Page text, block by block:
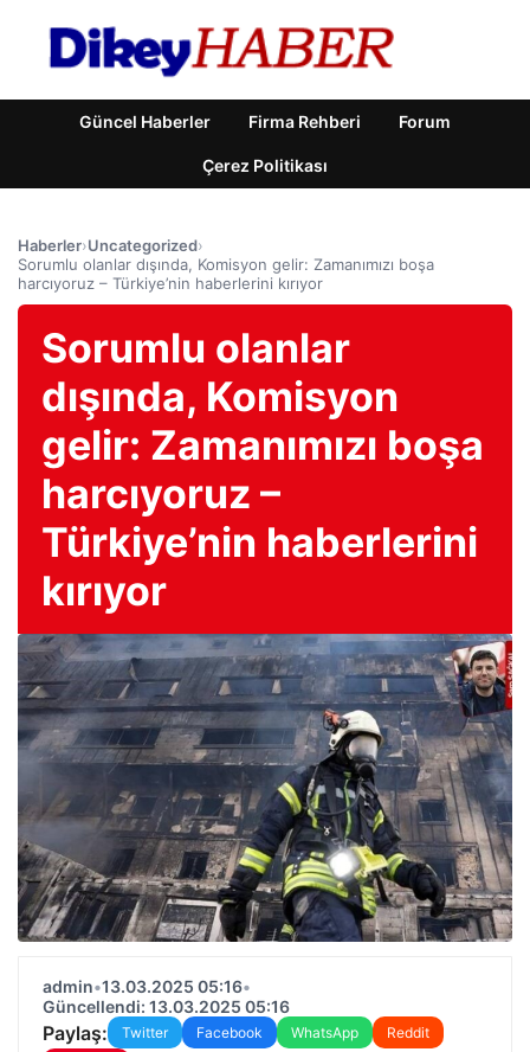
Güncel Haberler Firma Rehberi Forum
Çerez Politikası
Haberler›Uncategorized›
Sorumlu olanlar dışında, Komisyon gelir: Zamanımızı boşa
harcıyoruz – Türkiye’nin haberlerini kırıyor
Sorumlu olanlar
dışında, Komisyon
gelir: Zamanımızı boşa
harcıyoruz –
Türkiye’nin haberlerini
kırıyor
admin•13.03.2025 05:16•
Güncellendi: 13.03.2025 05:16
Paylaş: Twitter Facebook WhatsApp
Reddit